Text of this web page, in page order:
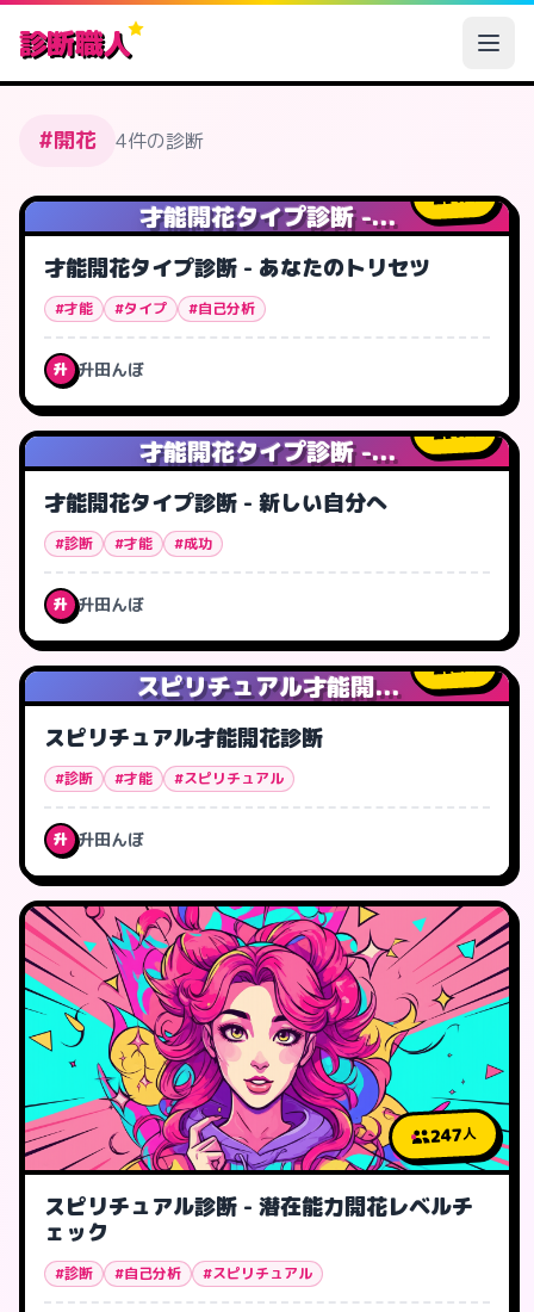
診断職人
#開花 4件の診断
才能開花タイプ診断 -...
4人
才能開花タイプ診断 - あなたのトリセツ
#才能 #タイプ #自己分析
升 升田んぼ
才能開花タイプ診断 -...
1人
才能開花タイプ診断 - 新しい自分へ
#診断 #才能 #成功
升 升田んぼ
スピリチュアル才能開...
2人
スピリチュアル才能開花診断
#診断 #才能 #スピリチュアル
升 升田んぼ
247人
スピリチュアル診断 - 潜在能力開花レベルチ
ェック
#診断 #自己分析 #スピリチュアル